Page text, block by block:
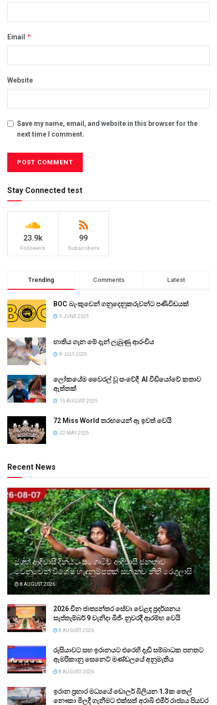
Email *
Website
Save my name, email, and website in this browser for the
next time I comment.
Stay Connected test
23.9k
Followers
99
Subscribers
Trending Comments Latest
BOC බැංකුවෙන් ගනුදෙනුකරුවන්ට පණිවිඩයක්
5 JUNE 2025
භාතිය ගැන මේ දැන් ලැබුණු ආරංචිය
8 JULY 2025
ලෝකයේම වෛරල් වූ සංවේදී AI වීඩියෝවේ කතාව
ඇත්තක්
15 AUGUST 2025
72 Miss World තරඟයෙන් ඈ ඉවත් වෙයි
22 MAY 2025
Recent News
ජගත් ආදිවාසි දිනයට සමගාමීව ආදිවාසී ජනතාව
වෙනුවෙන් විශේෂ හැඳුනුම්පතක් සහ නව නීති රෙගුලාසි
8 AUGUST 2026
2026 චීන ජාත්‍යන්තර සේවා වෙළඳ ප්‍රදර්ශනය
සැප්තැම්බර් 9 වැනිදා බීජිං නුවරදී ආරම්භ වෙයි
8 AUGUST 2026
රුසියාවට සහ ඉරානයට එරෙහි දැඩි සම්බාධක පනතට
ඇමරිකානු සෙනෙට් මණ්ඩලයේ අනුමැතිය
8 AUGUST 2026
ඉරාන ප්‍රහාර මධ්‍යයේ ඩොලර් බිලියන 1.3ක තෙල්
නෞකා මිලදී ගැනීමට එක්සත් අරාබි එමීර් රාජ්‍යය පියවර